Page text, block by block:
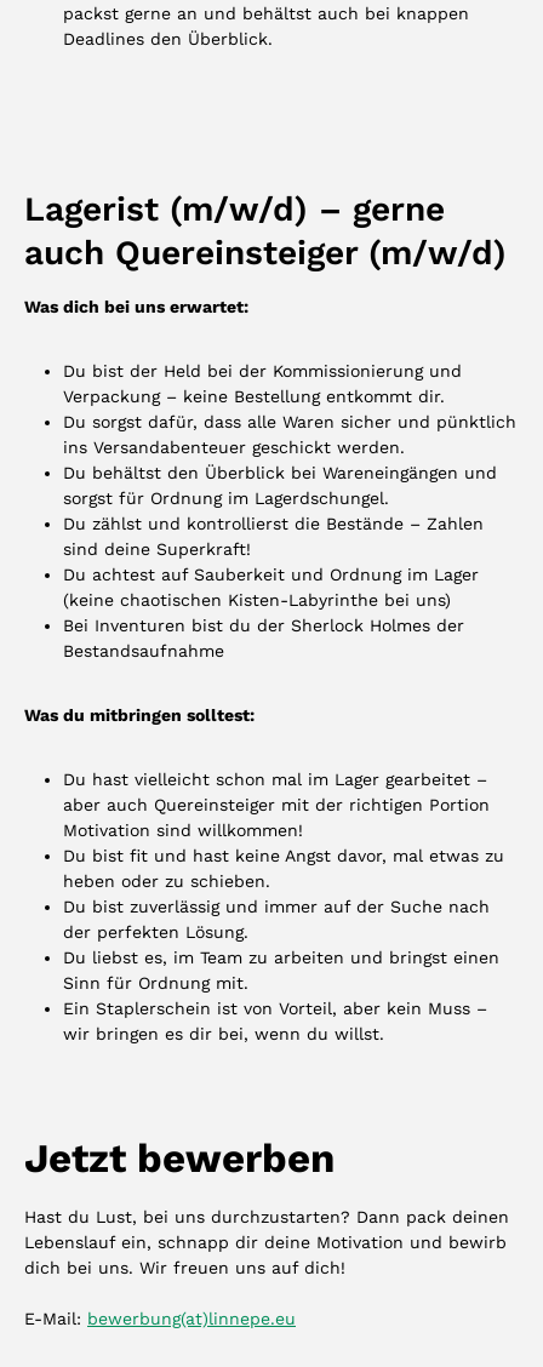
packst gerne an und behältst auch bei knappen
Deadlines den Überblick.
Lagerist (m/w/d) – gerne
auch Quereinsteiger (m/w/d)
Was dich bei uns erwartet:
Du bist der Held bei der Kommissio­nierung und
Verpackung – keine Bestellung entkommt dir.
Du sorgst dafür, dass alle Waren sicher und pünktlich
ins Versand­abenteuer geschickt werden.
Du behältst den Überblick bei Waren­eingängen und
sorgst für Ordnung im Lager­dschungel.
Du zählst und kontrollierst die Bestände – Zahlen
sind deine Superkraft!
Du achtest auf Sauberkeit und Ordnung im Lager
(keine chaotischen Kisten-Labyrinthe bei uns)
Bei Inventuren bist du der Sherlock Holmes der
Bestands­aufnahme
Was du mitbringen solltest:
Du hast vielleicht schon mal im Lager gearbeitet –
aber auch Quereinsteiger mit der richtigen Portion
Motivation sind willkommen!
Du bist fit und hast keine Angst davor, mal etwas zu
heben oder zu schieben.
Du bist zuverlässig und immer auf der Suche nach
der perfekten Lösung.
Du liebst es, im Team zu arbeiten und bringst einen
Sinn für Ordnung mit.
Ein Staplerschein ist von Vorteil, aber kein Muss –
wir bringen es dir bei, wenn du willst.
Jetzt bewerben
Hast du Lust, bei uns durchzustarten? Dann pack deinen
Lebenslauf ein, schnapp dir deine Motivation und bewirb
dich bei uns. Wir freuen uns auf dich!
E-Mail: bewerbung(at)linnepe.eu